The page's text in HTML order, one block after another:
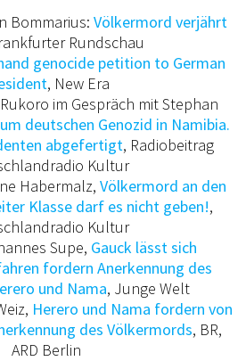
Bommarius: Völkermord verjährt
Rundschau
genocide petition to German
, New Era
im Gespräch mit Stephan
deutschen Genozid in Namibia.
abgefertigt, Radiobeitrag
Kultur
Habermalz, Völkermord an den
Klasse darf es nicht geben!,
Kultur
Supe, Gauck lässt sich
fordern Anerkennung des
und Nama, Junge Welt
Herero und Nama fordern von
des Völkermords, BR,
ARD Berlin